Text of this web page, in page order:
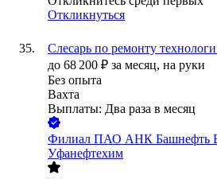
Откликнуться
Слесарь по ремонту
до 68 200 ₽ за месяц, на руки
Без опыта
Вахта
Выплаты: Два раза в месяц
Филиал ПАО АНК Башнефть
Уфанефтехим